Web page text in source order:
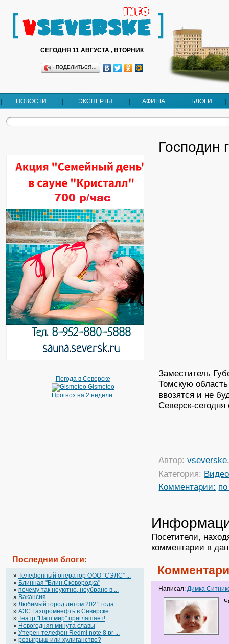
СЕГОДНЯ 11 АВГУСТА , ВТОРНИК
ПОДЕЛИТЬСЯ…
НОВОСТИ ЭКСПЕРТЫ АФИША БЛОГИ
Погода в Северске
Gismeteo
Прогноз на 2 недели
Последнии блоги:
» Телефонный оператор OOO “СЭЛС” ...
» Блинная "Блин.Сковородка"
» почему так неуютно, неубрано в ...
» Вакансия
» Любимый город летом 2021 года
» АЗС Газпромнефть в Северске
» Театр "Наш мир" приглашает!
» Новогодняя минута славы
» Утерен телефон Redmi note 8 pr ...
» розыгрыш или хулиганство?
Господин
Заместитель
Томскую
ввозятся и не
Северск-
Автор:
Категория: Видео
Комментарии:
Посетители,
комментарии в
Написал:Димка